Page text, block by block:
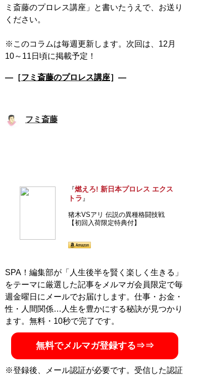
ミ斎藤のプロレス講座」と書いたうえで、お送り
ください。
※このコラムは毎週更新します。次回は、12月
―［フミ斎藤のプロレス講座］―
フミ斎藤
『燃えろ! 新日本プロレス エクス
トラ 』
猪木VSアリ 伝説の異種格闘技戦
【初回入荷限定特典付】
SPA！編集部が「人生後半を賢く楽しく生きる」
をテーマに厳選した記事をメルマガ会員限定で毎
週金曜日にメールでお届けします。仕事・お金・
性・人間関係…人生を豊かにする秘訣が見つかり
ます。無料・10秒で完了です。
無料でメルマガ登録する⇒⇒
※登録後、メール認証が必要です。受信した認証